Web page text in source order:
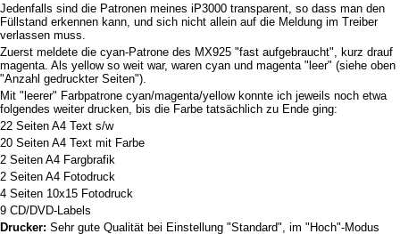
Jedenfalls sind die Patronen meines iP3000 transparent, so dass man den
Füllstand erkennen kann, und sich nicht allein auf die Meldung im Treiber
verlassen muss.
Zuerst meldete die cyan-Patrone des MX925 "fast aufgebraucht", kurz drauf
magenta. Als yellow so weit war, waren cyan und magenta "leer" (siehe oben
"Anzahl gedruckter Seiten").
Mit "leerer" Farbpatrone cyan/magenta/yellow konnte ich jeweils noch etwa
folgendes weiter drucken, bis die Farbe tatsächlich zu Ende ging:
22 Seiten A4 Text s/w
20 Seiten A4 Text mit Farbe
2 Seiten A4 Fargbrafik
2 Seiten A4 Fotodruck
4 Seiten 10x15 Fotodruck
9 CD/DVD-Labels
Drucker: Sehr gute Qualität bei Einstellung "Standard", im "Hoch"-Modus